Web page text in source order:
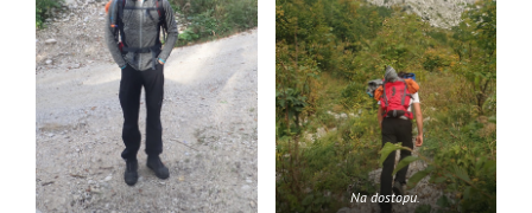
Na dostopu.